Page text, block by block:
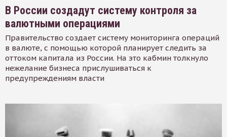
В России создадут систему контроля за
валютными операциями
Правительство создает систему мониторинга операций
в валюте, с помощью которой планирует следить за
оттоком капитала из России. На это кабмин толкнуло
нежелание бизнеса прислушиваться к
предупреждениям власти